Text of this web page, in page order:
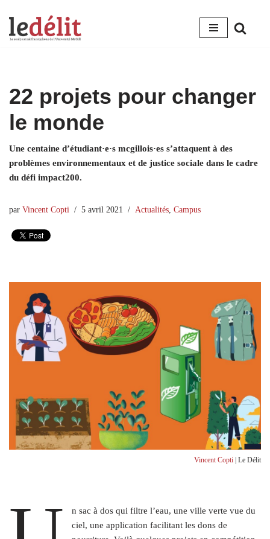
Aller
22 projets pour changer
le monde
Une centaine d’étudiant·e·s mcgillois·es s’attaquent à des
problèmes environnementaux et de justice sociale dans le cadre
du défi impact200.
par Vincent Copti 5 avril 2021 Actualités Campus
Vincent Copti | Le Délit
n sac à dos qui filtre l’eau, une ville verte vue du
ciel, une application facilitant les dons de